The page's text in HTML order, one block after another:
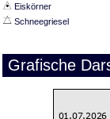
Eiskörner
Schneegriesel
Grafische